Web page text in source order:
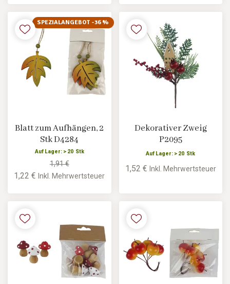
SPEZIALANGEBOT -36 %
Blatt zum Aufhängen, 2
Stk D4284
Auf Lager: > 20 Stk
1,91 €
1,22 €Inkl. Mehrwertsteuer
Dekorativer Zweig
P2095
Auf Lager: > 20 Stk
1,52 € Inkl. Mehrwertsteuer